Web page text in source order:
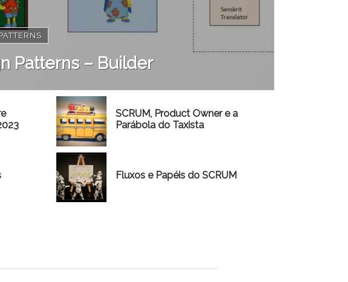
Patterns – Builder
SCRUM, Product Owner e a
Parábola do Taxista
Fluxos e Papéis do SCRUM